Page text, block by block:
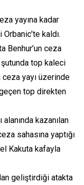
yayına kadar
kaldı.
Benhur’un ceza
şutunda top kaleci
yayı üzerinde
top direkten
kazanılan
sahasına yaptığı
Kakuta kafayla
geliştirdiği atakta